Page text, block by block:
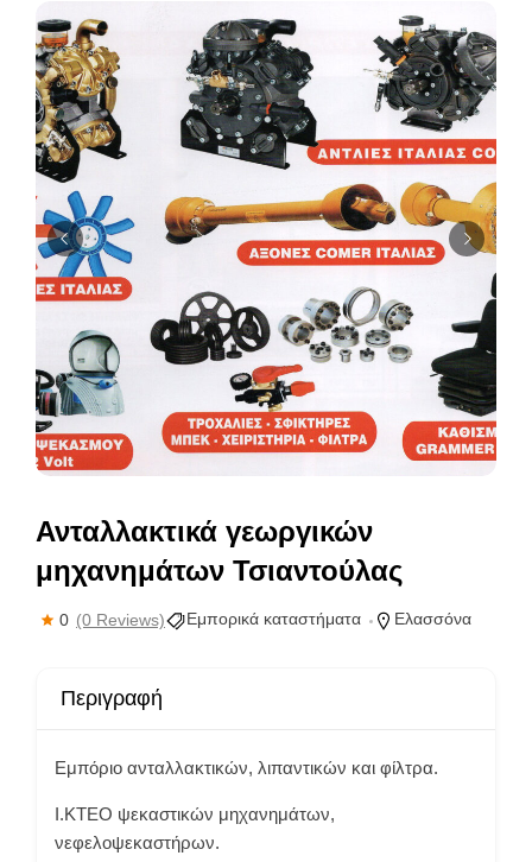
Ανταλλακτικά γεωργικών
μηχανημάτων Τσιαντούλας
0 (0 Reviews) Εμπορικά καταστήματα Ελασσόνα
Περιγραφή
Εμπόριο ανταλλακτικών, λιπαντικών και φίλτρα.
Ι.ΚΤΕΟ ψεκαστικών μηχανημάτων,
νεφελοψεκαστήρων.